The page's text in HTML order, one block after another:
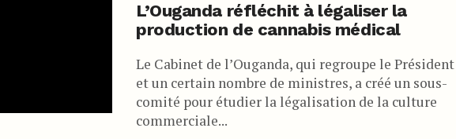
L’Ouganda réfléchit à légaliser la
production de cannabis médical
Le Cabinet de l’Ouganda, qui regroupe le Président
et un certain nombre de ministres, a créé un sous-
comité pour étudier la légalisation de la culture
commerciale...